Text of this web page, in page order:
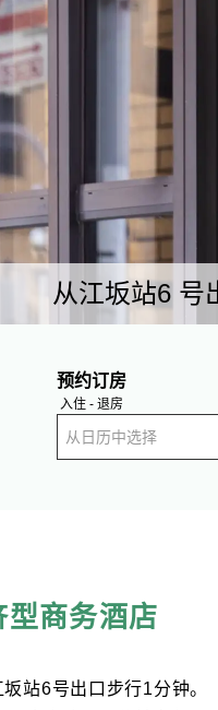
从江坂站6 号
预约订房
入住 - 退房
从日历中选择
商务酒店
站6号出口步行1分钟。